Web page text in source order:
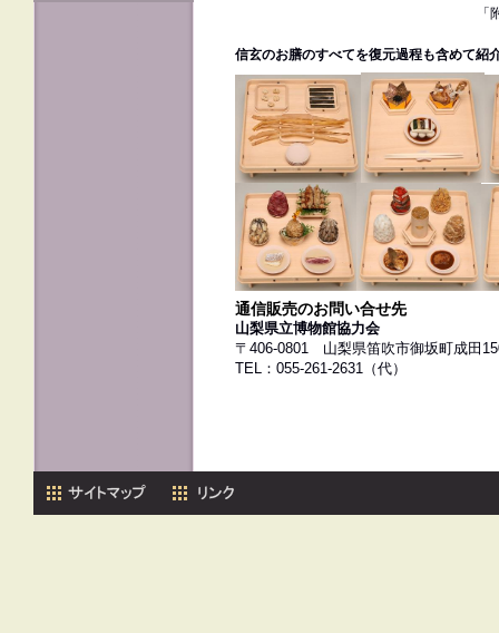
信玄のお膳のすべてを復元過程も含めて紹
通信販売のお問い合せ先
山梨県立博物館協力会
〒406-0801 山梨県笛吹市御坂町成田
TEL：055-261-2631（代）